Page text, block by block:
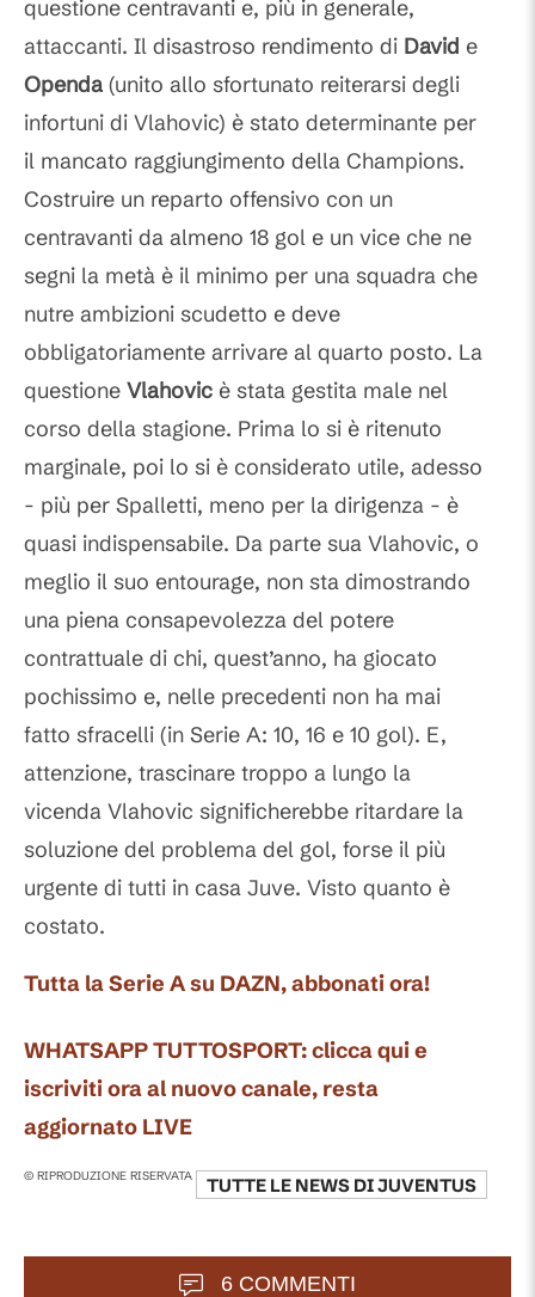
questione centravanti e, più in generale,
attaccanti. Il disastroso rendimento di David e
Openda (unito allo sfortunato reiterarsi degli
infortuni di Vlahovic) è stato determinante per
il mancato raggiungimento della Champions.
Costruire un reparto offensivo con un
centravanti da almeno 18 gol e un vice che ne
segni la metà è il minimo per una squadra che
nutre ambizioni scudetto e deve
obbligatoriamente arrivare al quarto posto. La
questione Vlahovic è stata gestita male nel
corso della stagione. Prima lo si è ritenuto
marginale, poi lo si è considerato utile, adesso
- più per Spalletti, meno per la dirigenza - è
quasi indispensabile. Da parte sua Vlahovic, o
meglio il suo entourage, non sta dimostrando
una piena consapevolezza del potere
contrattuale di chi, quest’anno, ha giocato
pochissimo e, nelle precedenti non ha mai
fatto sfracelli (in Serie A: 10, 16 e 10 gol). E,
attenzione, trascinare troppo a lungo la
vicenda Vlahovic significherebbe ritardare la
soluzione del problema del gol, forse il più
urgente di tutti in casa Juve. Visto quanto è
costato.
Tutta la Serie A su DAZN, abbonati ora!
WHATSAPP TUTTOSPORT: clicca qui e
iscriviti ora al nuovo canale, resta
aggiornato LIVE
© RIPRODUZIONE RISERVATA TUTTE LE NEWS DIJUVENTUS
6 COMMENTI